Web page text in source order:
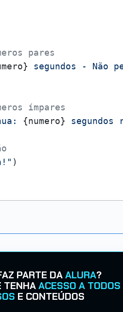
pares
segundos - Não
ímpares
{numero} segundos
PARTE DAALURA?
TENHAACESSO A TODOS
E CONTEÚDOS